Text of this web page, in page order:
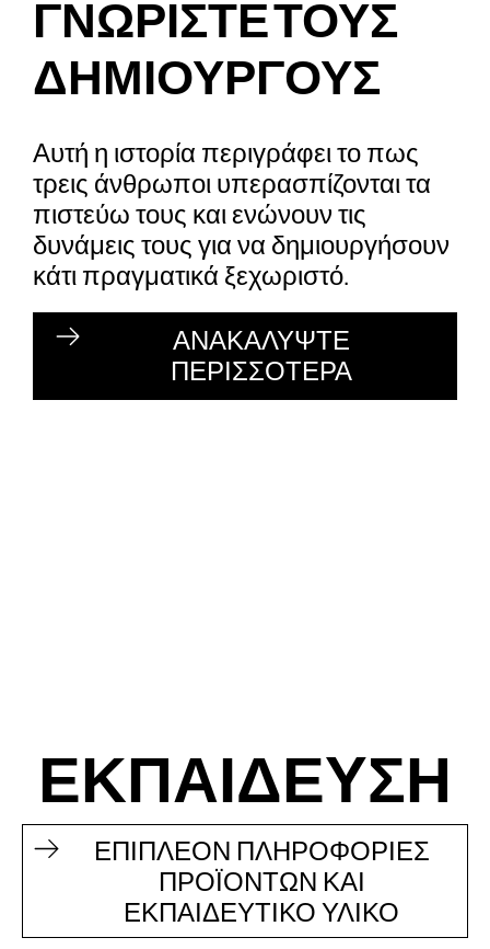
ΓΝΩΡΙΣΤΕ ΤΟΥΣ
ΔΗΜΙΟΥΡΓΟΥΣ
Αυτή η ιστορία περιγράφει το πως
τρεις άνθρωποι υπερασπίζονται τα
πιστεύω τους και ενώνουν τις
δυνάμεις τους για να δημιουργήσουν
κάτι πραγματικά ξεχωριστό.
ΑΝΑΚΑΛΥΨΤΕ
ΠΕΡΙΣΣΟΤΕΡΑ
ΕΚΠΑΙΔΕΥΣΗ
ΕΠΙΠΛΕΟΝ ΠΛΗΡΟΦΟΡΙΕΣ
ΠΡΟΪΟΝΤΩΝ ΚΑΙ
ΕΚΠΑΙΔΕΥΤΙΚΟ ΥΛΙΚΟ